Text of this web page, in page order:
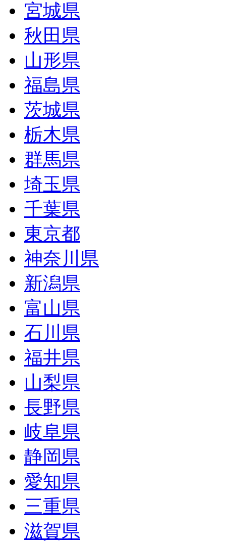
宮城県
秋田県
山形県
福島県
茨城県
栃木県
群馬県
埼玉県
千葉県
東京都
神奈川県
新潟県
富山県
石川県
福井県
山梨県
長野県
岐阜県
静岡県
愛知県
三重県
滋賀県